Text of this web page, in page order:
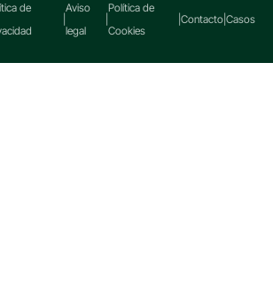
de
Aviso
legal
Política de
Cookies
Contacto Casos